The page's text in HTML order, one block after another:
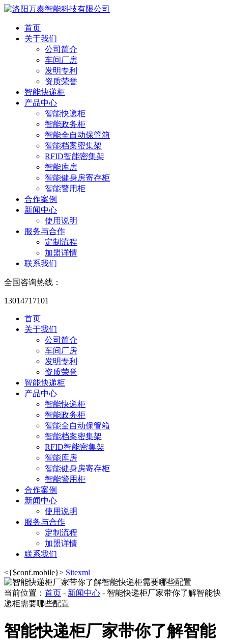
首页
关于我们
公司简介
车间厂房
发明专利
资质荣誉
智能快递柜
产品中心
智能快递柜
智能政务柜
智能全自动保管箱
智能档案密集架
RFID智能密集架
智能库房
智能健身房寄存柜
智能警用柜
合作案例
新闻中心
使用说明
服务与合作
定制流程
加盟详情
联系我们
全国咨询热线：
13014717101
首页
关于我们
公司简介
车间厂房
发明专利
资质荣誉
智能快递柜
产品中心
智能快递柜
智能政务柜
智能全自动保管箱
智能档案密集架
RFID智能密集架
智能库房
智能健身房寄存柜
智能警用柜
合作案例
新闻中心
使用说明
服务与合作
定制流程
加盟详情
联系我们
<{$conf.mobile}> Sitexml
当前位置： 首页 - 新闻中心 - 智能快递柜厂家带你了解智能快
递柜需要哪些配置
智能快递柜厂家带你了解智能